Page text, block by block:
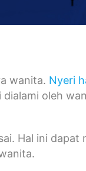
wanita. Nyeri
oleh
Hal ini